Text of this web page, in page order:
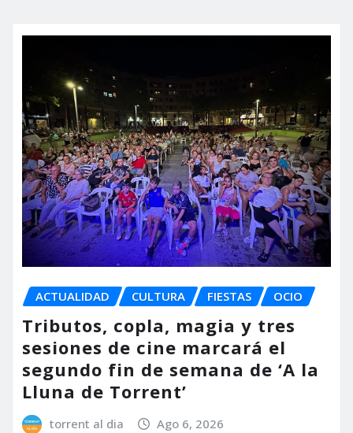
ACTUALIDAD CULTURA FIESTAS OCIO
Tributos, copla, magia y tres
sesiones de cine marcará el
segundo fin de semana de ‘A la
Lluna de Torrent’
torrent al dia Ago 6, 2026